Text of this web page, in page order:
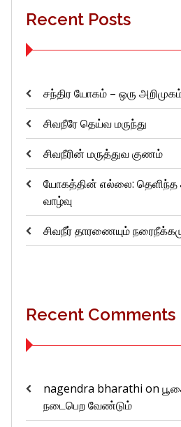
Recent Posts
சந்திர யோகம் – ஒரு
சிவநீரே தெய்வ மருந்து
சிவநீரின் மருத்துவ குணம்
யோகத்தின் எல்லை: தெளிந்த
வாழ்வு
சிவநீர் தாரணையும்
Recent Comments
nagendra bharathi on
நடைபெற வேண்டும்